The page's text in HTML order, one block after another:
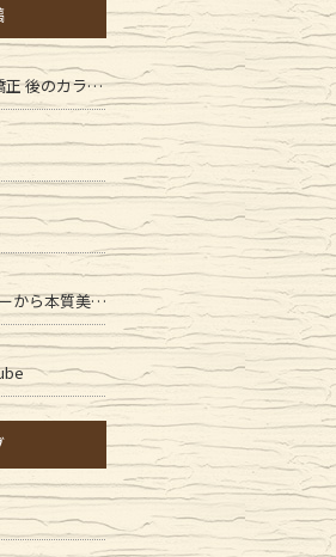
Subconscious 縮毛矯正 後のカラーファンタジー107Dplus
10代20代のヘアカラーから本質美を提供します。